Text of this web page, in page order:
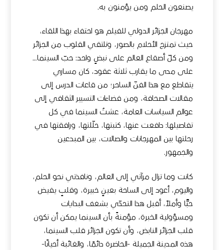
يصنعون الحلم ومن يؤمنون به.
مهرجان الجزائر الدولي للفيلم هو احتفاء بهذا اللقاء،
حيث تمتزج الأحلام بالصور، وتلتقي القلوب من الجزائر
ومن كلّ أصقاع العالم على نبضٍ واحد: حبّ السينما…
على مدى ما يقارب ثلاثة عقود، كان مساري
يتقاطع مع هذا الفنّ الساحر؛ من قاعات الدرس إلى
مقالات الصحافة، ومن فضاءات التسيير الثقافي إلى
عوالم السياسات العامة، عشتُ السينما في كل
تفاصيلها: دافعت عنها، كتبتها، حلّلتها، ورافقتها في
رحلتها بين المهرجانات والصالات، بين المبدعين
والجمهور.
كانت وما تزال مرآتي إلى العالم، ونافذتي نحو الحلم،
واليوم، أعود إلى الساحة بعينٍ خبيرة، وقلبٍ يفيض
حبًّا وأملاً، أقبل هذا التحدّي بشغف البدايات
ومسؤولية الخبرة، مؤمنةً بأن السينما يمكن أن تكون
قلب الجزائر النابض، وأن تكون الجزائر قلب السينما،
هذه المدينة الجميلة -الحاضرة دائمًا، والغائبة أحيانًا-